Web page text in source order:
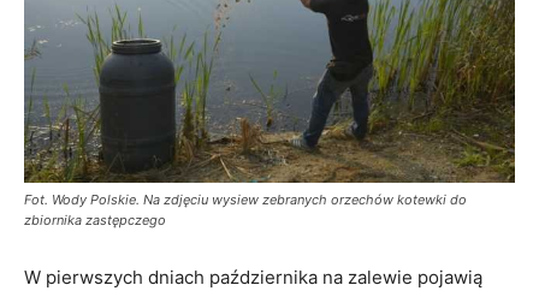
Fot. Wody Polskie. Na zdjęciu wysiew zebranych orzechów kotewki do
zbiornika zastępczego
W pierwszych dniach października na zalewie pojawią